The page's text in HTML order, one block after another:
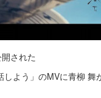
された
しよう」のMVに青柳 舞